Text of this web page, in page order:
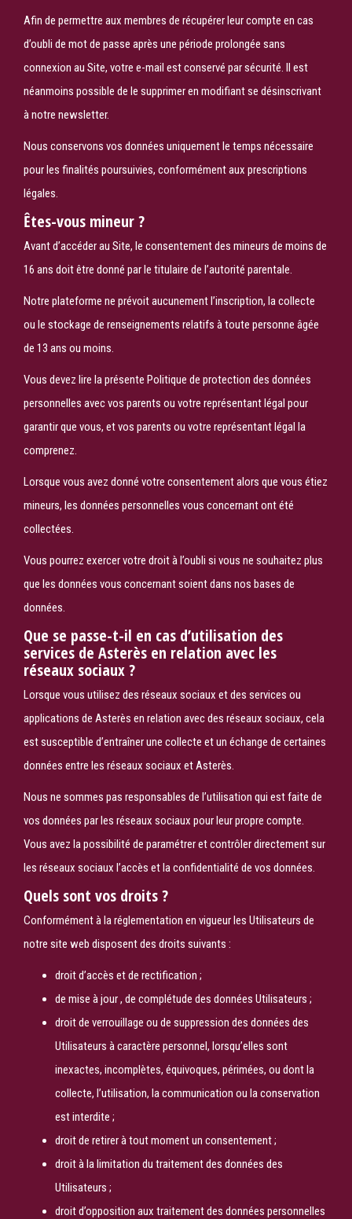
Afin de permettre aux membres de récupérer leur compte en cas
d’oubli de mot de passe après une période prolongée sans
connexion au Site, votre e-mail est conservé par sécurité. Il est
néanmoins possible de le supprimer en modifiant se désinscrivant
à notre newsletter.
Nous conservons vos données uniquement le temps nécessaire
pour les finalités poursuivies, conformément aux prescriptions
légales.
Êtes-vous mineur ?
Avant d’accéder au Site, le consentement des mineurs de moins de
16 ans doit être donné par le titulaire de l’autorité parentale.
Notre plateforme ne prévoit aucunement l’inscription, la collecte
ou le stockage de renseignements relatifs à toute personne âgée
de 13 ans ou moins.
Vous devez lire la présente Politique de protection des données
personnelles avec vos parents ou votre représentant légal pour
garantir que vous, et vos parents ou votre représentant légal la
comprenez.
Lorsque vous avez donné votre consentement alors que vous étiez
mineurs, les données personnelles vous concernant ont été
collectées.
Vous pourrez exercer votre droit à l’oubli si vous ne souhaitez plus
que les données vous concernant soient dans nos bases de
données.
Que se passe-t-il en cas d’utilisation des
services de Asterès en relation avec les
réseaux sociaux ?
Lorsque vous utilisez des réseaux sociaux et des services ou
applications de Asterès en relation avec des réseaux sociaux, cela
est susceptible d’entraîner une collecte et un échange de certaines
données entre les réseaux sociaux et Asterès.
Nous ne sommes pas responsables de l’utilisation qui est faite de
vos données par les réseaux sociaux pour leur propre compte.
Vous avez la possibilité de paramétrer et contrôler directement sur
les réseaux sociaux l’accès et la confidentialité de vos données.
Quels sont vos droits ?
Conformément à la réglementation en vigueur les Utilisateurs de
notre site web disposent des droits suivants :
droit d’accès et de rectification ;
de mise à jour , de complétude des données Utilisateurs ;
droit de verrouillage ou de suppression des données des
Utilisateurs à caractère personnel, lorsqu’elles sont
inexactes, incomplètes, équivoques, périmées, ou dont la
collecte, l’utilisation, la communication ou la conservation
est interdite ;
droit de retirer à tout moment un consentement ;
droit à la limitation du traitement des données des
Utilisateurs ;
droit d’opposition aux traitement des données personnelles